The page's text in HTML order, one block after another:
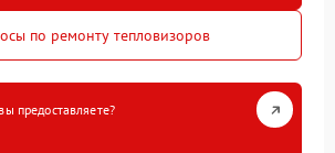
по ремонту тепловизоров
предоставляете?